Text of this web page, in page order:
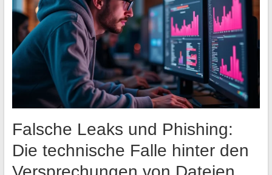
Falsche Leaks und Phishing:
Die technische Falle hinter den